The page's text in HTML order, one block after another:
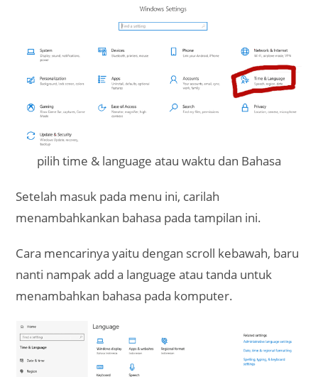
pilih time & language atau waktu dan Bahasa
Setelah masuk pada menu ini, carilah
menambahkankan bahasa pada tampilan ini.
Cara mencarinya yaitu dengan scroll kebawah, baru
nanti nampak add a language atau tanda untuk
menambahkan bahasa pada komputer.